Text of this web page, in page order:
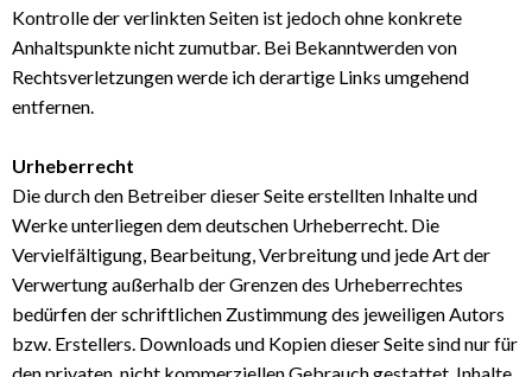
Kontrolle der verlinkten Seiten ist jedoch ohne konkrete
Anhaltspunkte nicht zumutbar. Bei Bekanntwerden von
Rechtsverletzungen werde ich derartige Links umgehend
entfernen.
Urheberrecht
Die durch den Betreiber dieser Seite erstellten Inhalte und
Werke unterliegen dem deutschen Urheberrecht. Die
Vervielfältigung, Bearbeitung, Verbreitung und jede Art der
Verwertung außerhalb der Grenzen des Urheberrechtes
bedürfen der schriftlichen Zustimmung des jeweiligen Autors
bzw. Erstellers. Downloads und Kopien dieser Seite sind nur für